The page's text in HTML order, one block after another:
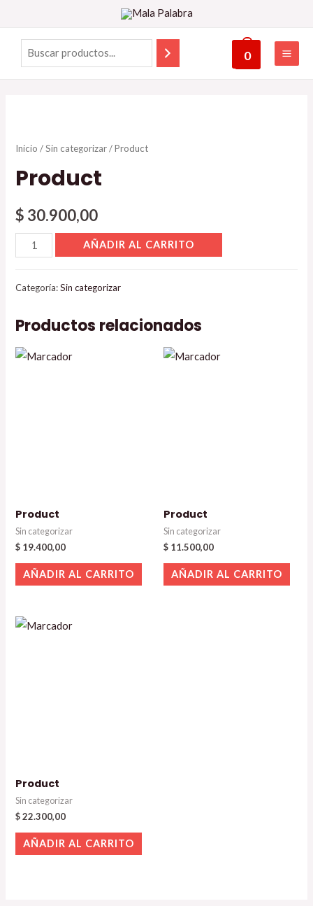
0
Inicio /Sin categorizar/ Product
Product
$ 30.900,00
AÑADIR AL CARRITO
Categoría:Sin categorizar
Productos relacionados
Product
Sin categorizar
$ 19.400,00
AÑADIR AL CARRITO
Product
Sin categorizar
$ 11.500,00
AÑADIR AL CARRITO
Product
Sin categorizar
$22.300,00
AÑADIR AL CARRITO